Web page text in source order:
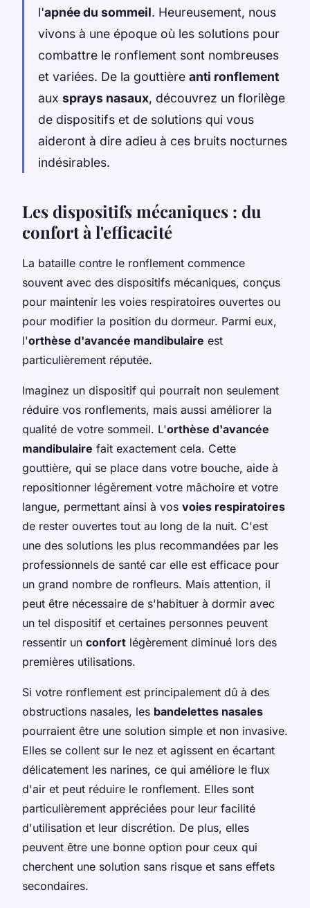
l'apnée du sommeil. Heureusement, nous
vivons à une époque où les solutions pour
combattre le ronflement sont nombreuses
et variées. De la gouttière anti ronflement
aux sprays nasaux, découvrez un florilège
de dispositifs et de solutions qui vous
aideront à dire adieu à ces bruits nocturnes
indésirables.
Les dispositifs mécaniques : du
confort à l'efficacité
La bataille contre le ronflement commence
souvent avec des dispositifs mécaniques, conçus
pour maintenir les voies respiratoires ouvertes ou
pour modifier la position du dormeur. Parmi eux,
l'orthèse d'avancée mandibulaire est
particulièrement réputée.
Imaginez un dispositif qui pourrait non seulement
réduire vos ronflements, mais aussi améliorer la
qualité de votre sommeil. L'orthèse d'avancée
mandibulaire fait exactement cela. Cette
gouttière, qui se place dans votre bouche, aide à
repositionner légèrement votre mâchoire et votre
langue, permettant ainsi à vos voies respiratoires
de rester ouvertes tout au long de la nuit. C'est
une des solutions les plus recommandées par les
professionnels de santé car elle est efficace pour
un grand nombre de ronfleurs. Mais attention, il
peut être nécessaire de s'habituer à dormir avec
un tel dispositif et certaines personnes peuvent
ressentir un confort légèrement diminué lors des
premières utilisations.
Si votre ronflement est principalement dû à des
obstructions nasales, les bandelettes nasales
pourraient être une solution simple et non invasive.
Elles se collent sur le nez et agissent en écartant
délicatement les narines, ce qui améliore le flux
d'air et peut réduire le ronflement. Elles sont
particulièrement appréciées pour leur facilité
d'utilisation et leur discrétion. De plus, elles
peuvent être une bonne option pour ceux qui
cherchent une solution sans risque et sans effets
secondaires.